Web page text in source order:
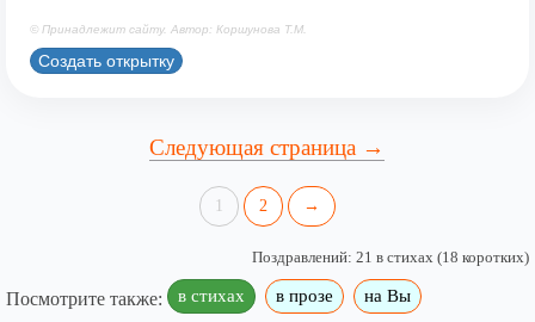
© Принадлежит сайту. Автор: Коршунова Т.М.
Создать открытку
Следующая страница →
1 2 →
Поздравлений: 21 в стихах (18 коротких)
Посмотрите также: в стихах в прозе на Вы